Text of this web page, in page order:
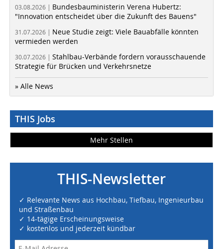
03.08.2026 | Bundesbauministerin Verena Hubertz:
"Innovation entscheidet über die Zukunft des Bauens"
31.07.2026 | Neue Studie zeigt: Viele Bauabfälle könnten
vermieden werden
30.07.2026 | Stahlbau-Verbände fordern vorausschauende
Strategie für Brücken und Verkehrsnetze
» Alle News
THIS Jobs
Mehr Stellen
THIS-Newsletter
✓ Relevante News aus Hochbau, Tiefbau, Ingenieurbau
und Straßenbau
✓ 14-tägige Erscheinungsweise
✓ kostenlos und jederzeit kündbar